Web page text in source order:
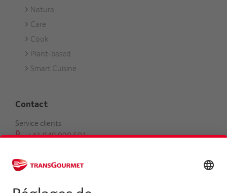
Natura
Care
Cook
Plant-based
Smart Cuisine
Contact
Service clients
+41 848 000 501
Trouver un conseiller clientèle